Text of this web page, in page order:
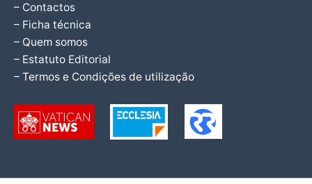
– Contactos
– Ficha técnica
– Quem somos
– Estatuto Editorial
– Termos e Condições de utilização